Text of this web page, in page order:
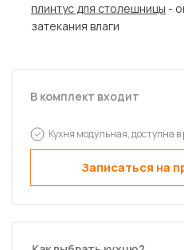
плинтус для столешницы -
затекания влаги
В комплект входит
Кухня модульная, доступна
Записаться на